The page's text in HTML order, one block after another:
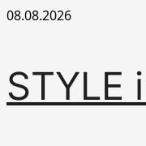
Перейти
08.08.2026
STYLE